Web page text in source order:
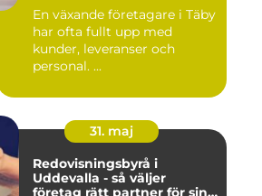
En växande företagare i Täby
har ofta fullt upp med
kunder, leveranser och
personal. ...
31. maj
Redovisningsbyrå i
Uddevalla - så väljer
företag rätt partner för sin